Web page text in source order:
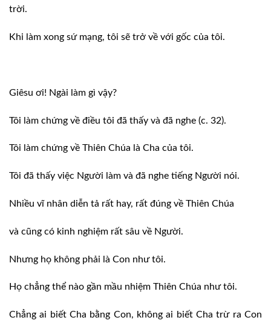
trời.
Khi làm xong sứ mạng, tôi sẽ trở về với gốc của tôi.
Giêsu ơi! Ngài làm gì vậy?
Tôi làm chứng về điều tôi đã thấy và đã nghe (c. 32).
Tôi làm chứng về Thiên Chúa là Cha của tôi.
Tôi đã thấy việc Người làm và đã nghe tiếng Người nói.
Nhiều vĩ nhân diễn tả rất hay, rất đúng về Thiên Chúa
và cũng có kinh nghiệm rất sâu về Người.
Nhưng họ không phải là Con như tôi.
Họ chẳng thể nào gần mầu nhiệm Thiên Chúa như tôi.
Chẳng ai biết Cha bằng Con, không ai biết Cha trừ ra Con